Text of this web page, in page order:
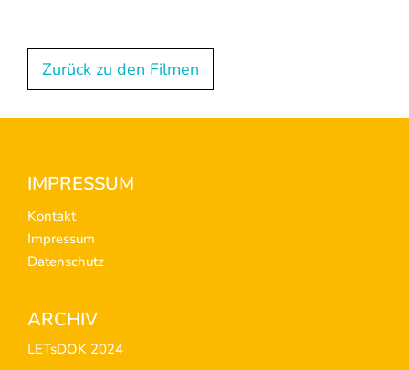
Zurück zu den Filmen
Footer
IMPRESSUM
Kontakt
Impressum
Datenschutz
ARCHIV
LETsDOK 2024